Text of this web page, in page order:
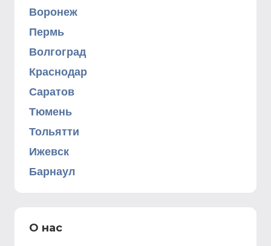
Воронеж
Пермь
Волгоград
Краснодар
Саратов
Тюмень
Тольятти
Ижевск
Барнаул
О нас